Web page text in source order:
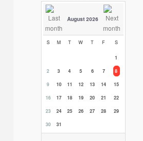
August 2026
S M T W T F S
1
2
3 4 5 6 7
8
9
10 11 12 13 14
15
16
17 18 19 20 21
22
23
24 25 26 27 28
29
30
31